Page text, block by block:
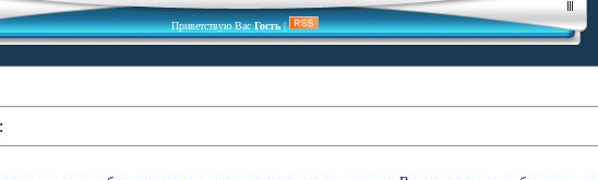
Приветствую Вас Гость|
: